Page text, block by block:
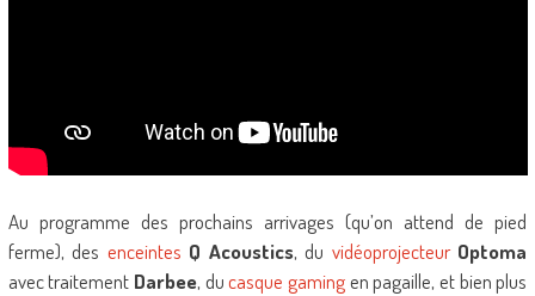
Au programme des prochains arrivages (qu’on attend de pied
ferme), des enceintes Q Acoustics, du vidéoprojecteur Optoma
avec traitement Darbee, ducasque gamingen pagaille, et bien plus